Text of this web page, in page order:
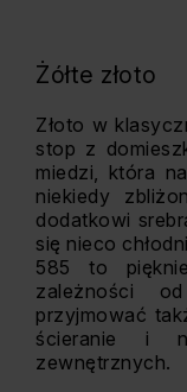
Żółte złoto
Złoto w
stop z
miedzi, która
niekiedy
dodatkowi
się nieco
585 to
zależności
przyjmować
ścieranie i
zewnętrznych.